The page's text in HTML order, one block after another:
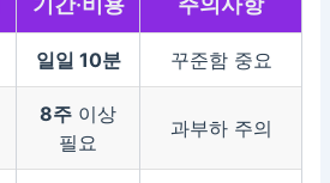
일일 10분 꾸준함 중요
8주 이상
필요
과부하 주의